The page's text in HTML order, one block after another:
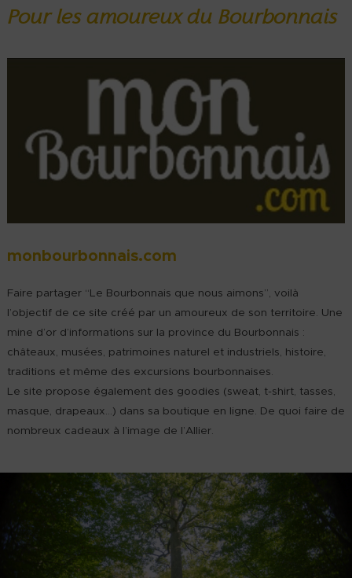
Pour les amoureux du Bourbonnais
monbourbonnais.com
Faire partager “Le Bourbonnais que nous aimons”, voilà
l’objectif de ce site créé par un amoureux de son territoire. Une
mine d’or d’informations sur la province du Bourbonnais :
châteaux, musées, patrimoines naturel et industriels, histoire,
traditions et même des excursions bourbonnaises.
Le site propose également des goodies (sweat, t-shirt, tasses,
masque, drapeaux…) dans sa boutique en ligne. De quoi faire de
nombreux cadeaux à l’image de l’Allier.